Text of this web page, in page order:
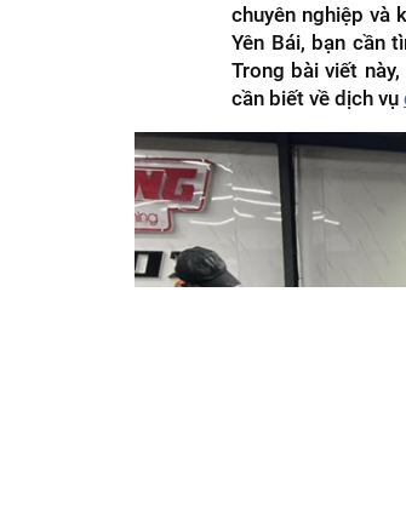
chuyên nghiệp và
Yên Bái, bạn cần
Trong bài viết
cần biết về dịch vụ